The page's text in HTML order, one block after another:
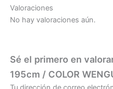
Valoraciones
No hay valoraciones aún.
Sé el primero en
195cm / COLOR